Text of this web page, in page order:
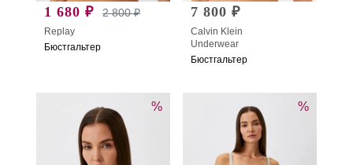
1 680 ₽ 2 800 ₽
Replay
Бюстгальтер
7 800 ₽
Calvin Klein
Underwear
Бюстгальтер
% %